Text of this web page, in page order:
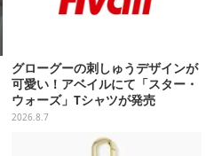
グローグーの刺しゅうデザインが
可愛い！アベイルにて「スター・
ウォーズ」Tシャツが発売
2026.8.7